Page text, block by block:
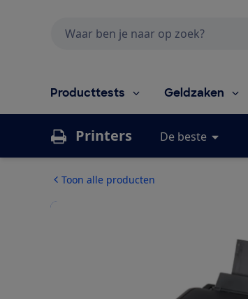
Producttests Geldzaken
Printers De beste
Toon alle producten